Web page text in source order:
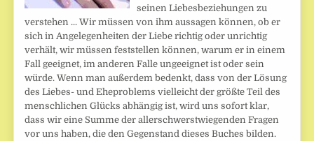
seinen Liebesbeziehungen zu
verstehen ... Wir müssen von ihm aussagen können, ob er
sich in Angelegenheiten der Liebe richtig oder unrichtig
verhält, wir müssen feststellen können, warum er in einem
Fall geeignet, im anderen Falle ungeeignet ist oder sein
würde. Wenn man außerdem bedenkt, dass von der Lösung
des Liebes- und Eheproblems vielleicht der größte Teil des
menschlichen Glücks abhängig ist, wird uns sofort klar,
dass wir eine Summe der allerschwerstwiegenden Fragen
vor uns haben, die den Gegenstand dieses Buches bilden.